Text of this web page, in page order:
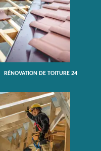
RÉNOVATION DE TOITURE 24